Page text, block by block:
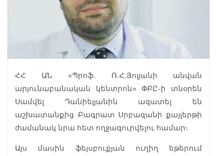
ՀՀ ԱՆ «Պրոֆ. Ռ.Հ.Յոլյանի անվան
արյունաբանական կենտրոն» ՓԲԸ-ի տնօրեն
Սամվել Դանիելյանին ազատել են
աշխատանքից Բագրատ Սրբազանի քայլերթի
ժամանակ նրա հետ ողջագուրվելու համար։
Այս մասին ֆեյսբուքյան ուղիղ եթերում